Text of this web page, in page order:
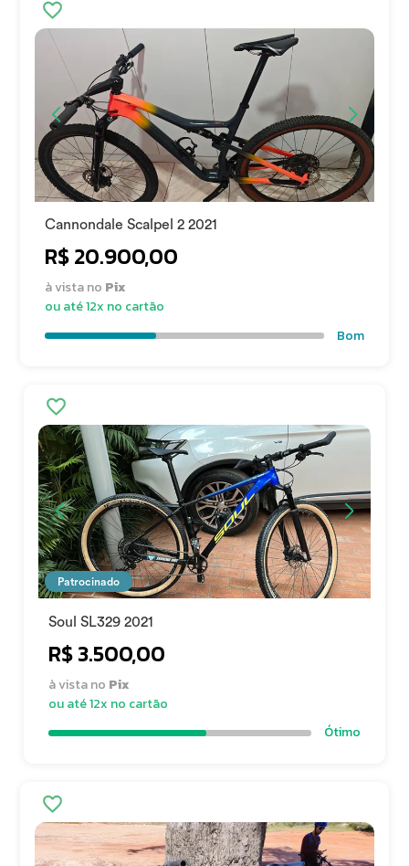
Cannondale Scalpel 2 2021
R$ 20.900,00
à vista no Pix
ou até 12x no cartão
Bom
Patrocinado
Soul SL329 2021
R$ 3.500,00
à vista no Pix
ou até 12x no cartão
Ótimo